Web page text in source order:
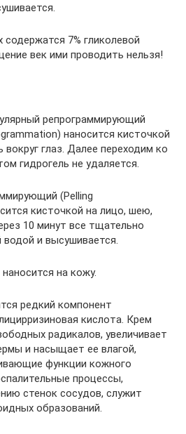
содержатся 7% гликолевой
век ими проводить нельзя!
репрограммирующий
наносится кисточкой
глаз. Далее переходим ко
гидрогель не удаляется.
(Pelling
кисточкой на лицо, шею,
10 минут все тщательно
и высушивается.
на кожу.
редкий компонент
кислота. Крем
радикалов, увеличивает
и насыщает ее влагой,
функции кожного
процессы,
стенок сосудов, служит
образований.